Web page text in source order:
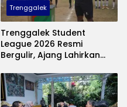
Trenggalek
Trenggalek Student
League 2026 Resmi
Bergulir, Ajang Lahirkan
Perebutkan Piala Bupati